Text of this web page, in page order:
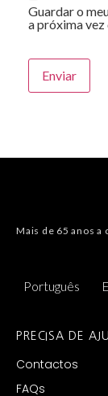
Guardar o
a próxima vez
Mais de 65 anos a
Português
PRECISA DE
Contactos
FAQs